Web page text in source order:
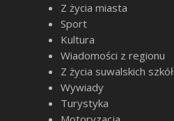
Z życia miasta
Sport
Kultura
Wiadomości z regionu
Z życia suwalskich szkół
Wywiady
Turystyka